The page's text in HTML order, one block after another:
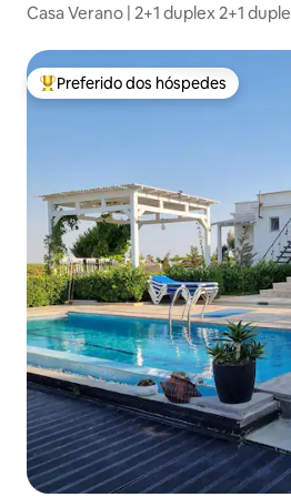
Casa Verano | 2+1
Entre os melhores preferidos dos
Preferido dos hóspedes